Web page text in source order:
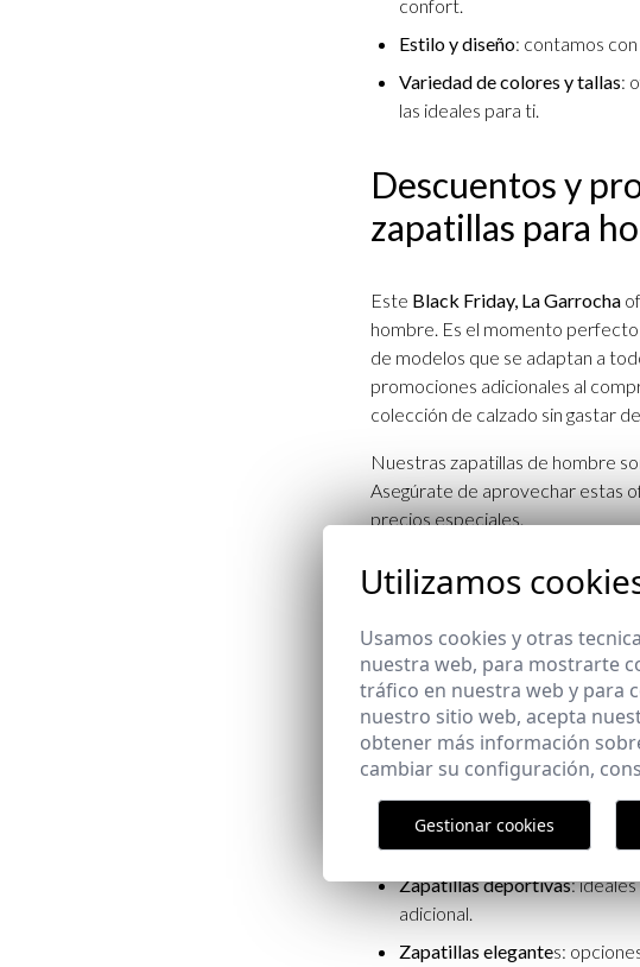
confort.
Estilo y diseño: contamos
Variedad de colores y tallas:
las ideales para ti.
Descuentos y
zapatillas para
Este Black Friday, La Garrocha
hombre. Es el momento
de modelos que se adaptan a
promociones adicionales al
colección de calzado sin gastar
Nuestras zapatillas de hombre
Asegúrate de aprovechar estas
precios especiales.
Estilo y
Las zapatillas son un calzado
Garrocha, ofrecemos zapatillas
relajado hasta una reunión
inversiones para tu guardarropa.
Algunas opciones populares
Zapatillas casuales:
Zapatillas deportivas:
adicional.
Zapatillas elegantes:
Utilizamos
Usamos cookies y otras
nuestra web, para mostrarte
tráfico en nuestra web y para
nuestro sitio web, acepta
obtener más información
cambiar su configuración,
Gestionar cookies